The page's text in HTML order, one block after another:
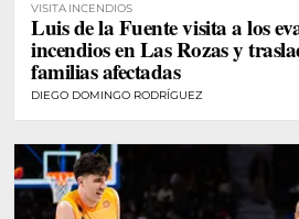
VISITA INCENDIOS
Luis de la Fuente visita a los
incendios en Las Rozas y
familias afectadas
DIEGO DOMINGO RODRÍGUEZ